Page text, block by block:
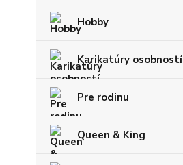
Hobby
Karikatúry osobností
Pre rodinu
Queen & King